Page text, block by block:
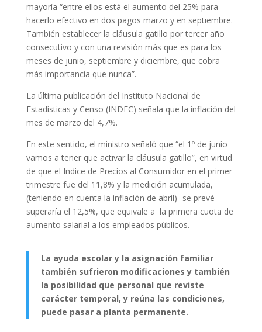
mayoría “entre ellos está el aumento del 25% para
hacerlo efectivo en dos pagos marzo y en septiembre.
También establecer la cláusula gatillo por tercer año
consecutivo y con una revisión más que es para los
meses de junio, septiembre y diciembre, que cobra
más importancia que nunca”.
La última publicación del Instituto Nacional de
Estadísticas y Censo (INDEC) señala que la inflación del
mes de marzo del 4,7%.
En este sentido, el ministro señaló que “el 1º de junio
vamos a tener que activar la cláusula gatillo”, en virtud
de que el Indice de Precios al Consumidor en el primer
trimestre fue del 11,8% y la medición acumulada,
(teniendo en cuenta la inflación de abril) -se prevé-
superaría el 12,5%, que equivale a la primera cuota de
aumento salarial a los empleados públicos.
La ayuda escolar y la asignación familiar
también sufrieron modificaciones y también
la posibilidad que personal que reviste
carácter temporal, y reúna las condiciones,
puede pasar a planta permanente.